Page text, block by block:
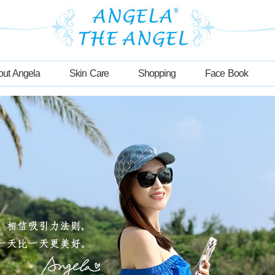
Angela Skin Care Shopping Face Book